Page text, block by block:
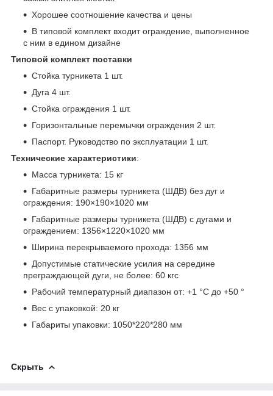
Хорошее соотношение качества и цены
В типовой комплект входит ограждение, выполненное
с ним в едином дизайне
Типовой комплект поставки
Стойка турникета 1 шт.
Дуга 4 шт.
Стойка ограждения 1 шт.
Горизонтальные перемычки ограждения 2 шт.
Паспорт. Руководство по эксплуатации 1 шт.
Технические характеристики:
Масса турникета: 15 кг
Габаритные размеры турникета (ШДВ) без дуг и
ограждения: 190×190×1020 мм
Габаритные размеры турникета (ШДВ) с дугами и
ограждением: 1356×1220×1020 мм
Ширина перекрываемого прохода: 1356 мм
Допустимые статические усилия на середине
преграждающей дуги, не более: 60 кгс
Рабочий температурный диапазон от: +1 °C до +50 °
Вес с упаковкой: 20 кг
Габариты упаковки: 1050*220*280 мм
Скрыть